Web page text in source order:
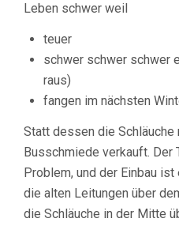
Leben schwer weil
teuer
schwer schwer schwer
raus)
fangen im nächsten
Statt dessen die Schläuche
Busschmiede verkauft. Der
Problem, und der Einbau
die alten Leitungen über
die Schläuche in der Mitte